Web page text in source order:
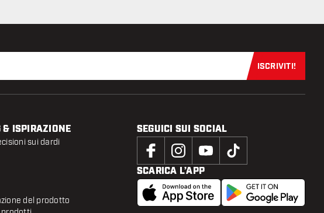
Iscriviti
ISCRIVITI!
& ISPIRAZIONE
sui dardi
del prodotto
SEGUICI SUI SOCIAL
SCARICA L’APP